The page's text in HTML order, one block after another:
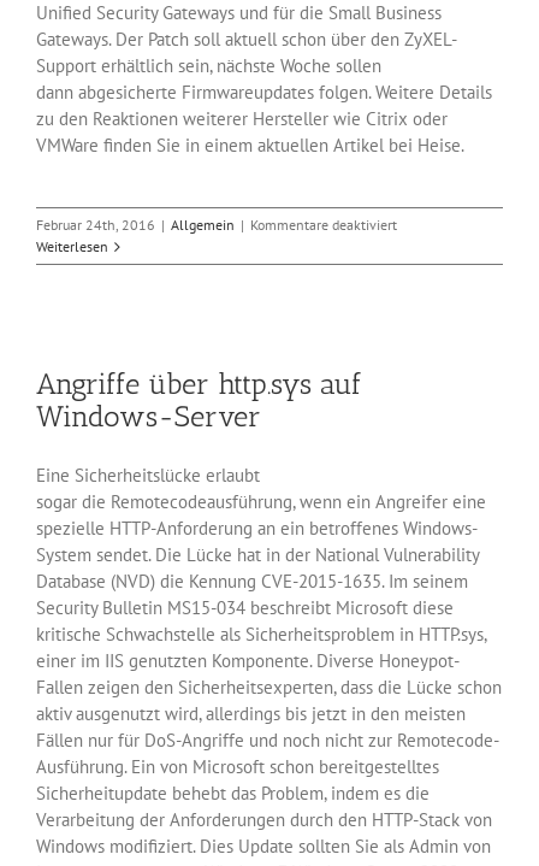
Unified Security Gateways und für die Small Business
Gateways. Der Patch soll aktuell schon über den ZyXEL-
Support erhältlich sein, nächste Woche sollen
dann abgesicherte Firmwareupdates folgen. Weitere Details
zu den Reaktionen weiterer Hersteller wie Citrix oder
VMWare finden Sie in einem aktuellen Artikel bei Heise.
Februar 24th, 2016 | Allgemein | Kommentare deaktiviertfür
Patches
Weiterlesen
Angriffe über http.sys auf
Windows-Server
Eine Sicherheitslücke erlaubt
sogar die Remotecodeausführung, wenn ein Angreifer eine
spezielle HTTP-Anforderung an ein betroffenes Windows-
System sendet. Die Lücke hat in der National Vulnerability
Database (NVD) die Kennung CVE-2015-1635. Im seinem
Security Bulletin MS15-034 beschreibt Microsoft diese
kritische Schwachstelle als Sicherheitsproblem in HTTP.sys,
einer im IIS genutzten Komponente. Diverse Honeypot-
Fallen zeigen den Sicherheitsexperten, dass die Lücke schon
aktiv ausgenutzt wird, allerdings bis jetzt in den meisten
Fällen nur für DoS-Angriffe und noch nicht zur Remotecode-
Ausführung. Ein von Microsoft schon bereitgestelltes
Sicherheitupdate behebt das Problem, indem es die
Verarbeitung der Anforderungen durch den HTTP-Stack von
Windows modifiziert. Dies Update sollten Sie als Admin von